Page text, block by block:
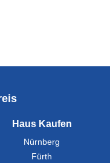
Haus Kaufen
Nürnberg
Fürth